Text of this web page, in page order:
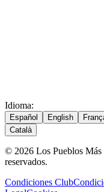
Idioma:
Español English
Català
© 2026 Los Pueblos Más
reservados.
Condiciones Club